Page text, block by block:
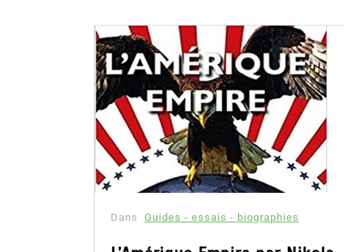
Dans Guides - essais - biographies Thriller
extrait